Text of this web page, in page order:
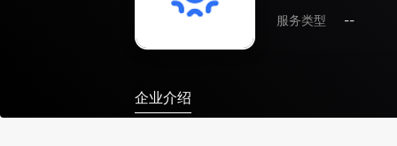
服务类型
--
企业介绍